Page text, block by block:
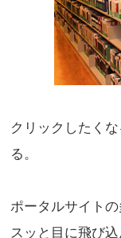
クリックしたく
る。
ポータルサイト
スッと目に飛び